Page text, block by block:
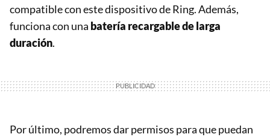
compatible con este dispositivo de Ring. Además,
funciona con una batería recargable de larga
duración.
Por último, podremos dar permisos para que puedan